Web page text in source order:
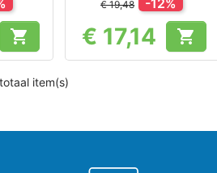

€ 19,48 -12%
Prijs
€ 17,14 
item(s)